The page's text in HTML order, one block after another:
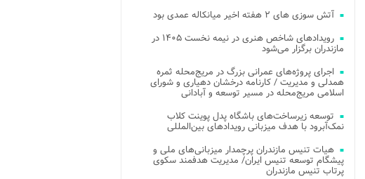
آتش‌ سوزی‌ های ۲ هفته اخیر میانکاله عمدی بود
رویدادهای شاخص هنری در نیمه نخست ۱۴۰۵ در
مازندران برگزار می‌شود
اجرای پروژه‌های عمرانی بزرگ در مریج‌محله ثمره
همدلی و مدیریت / کارنامه درخشان دهیاری و شورای
اسلامی مریج‌محله در مسیر توسعه و آبادانی
توسعه زیرساخت‌های باشگاه پدل پوینت کلاب
نمک‌آبرود با هدف میزبانی رویدادهای بین‌المللی
هیات تنیس مازندران پرچمدار میزبانی‌های ملی و
پیشگام توسعه تنیس ایران/ مدیریت هدفمند سکوی
پرتاب تنیس مازندران